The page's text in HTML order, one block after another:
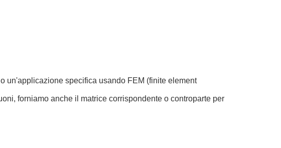
un'applicazione specifica usando FEM (finite element
forniamo anche il matrice corrispondente o controparte per